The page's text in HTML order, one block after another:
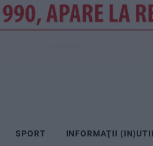
SPORT INFORMAŢII